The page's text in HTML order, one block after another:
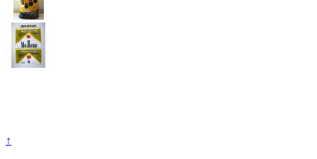
↑